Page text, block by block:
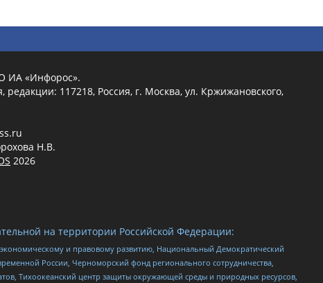
ИА «Инфорос».
редакции: 117218, Россия, г. Москва, ул. Кржижановского,
Н.В.
2026
на территории Российской Федерации:
и правовому развитию, Национальный Демократический
России, Черноморский фонд регионального сотрудничества,
Тихоокеанский центр защиты окружающей среды и природных ресурсов,